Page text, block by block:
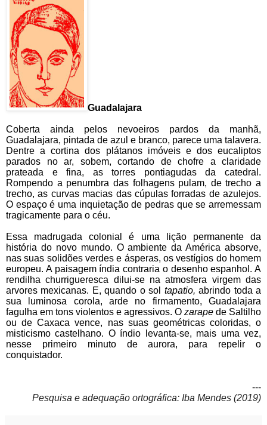
Guadalajara
Coberta ainda pelos nevoeiros pardos da manhã,
Guadalajara, pintada de azul e branco, parece uma talavera.
Dentre a cortina dos plátanos imóveis e dos eucaliptos
parados no ar, sobem, cortando de chofre a claridade
prateada e fina, as torres pontiagudas da catedral.
Rompendo a penumbra das folhagens pulam, de trecho a
trecho, as curvas macias das cúpulas forradas de azulejos.
O espaço é uma inquietação de pedras que se arremessam
tragicamente para o céu.
Essa madrugada colonial é uma lição permanente da
história do novo mundo. O ambiente da América absorve,
nas suas solidões verdes e ásperas, os vestígios do homem
europeu. A paisagem índia contraria o desenho espanhol. A
rendilha churrigueresca dilui-se na atmosfera virgem das
arvores mexicanas. E, quando o sol tapatio,abrindo toda a
sua luminosa corola, arde no firmamento, Guadalajara
fagulha em tons violentos e agressivos. O zarape de Saltilho
ou de Caxaca vence, nas suas geométricas coloridas, o
misticismo castelhano. O índio levanta-se, mais uma vez,
nesse primeiro minuto de aurora, para repelir o
conquistador.
---
Pesquisa e adequação ortográfica: Iba Mendes (2019)